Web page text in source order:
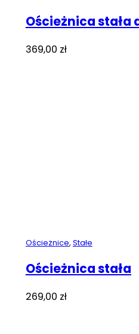
Ościeżnica
369,00 zł
Ościeżnice, Stałe
Ościeżnica stała
269,00 zł